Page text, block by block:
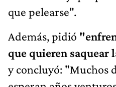
que pelearse".
Además, pidió
que quieren saquear
y concluyó: "Muchos